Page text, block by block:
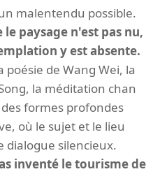
malentendu possible.
paysage n'est pas nu,
y est absente.
poésie de Wang Wei, la
la méditation chan
formes profondes
où le sujet et le lieu
dialogue silencieux.
inventé le tourisme de